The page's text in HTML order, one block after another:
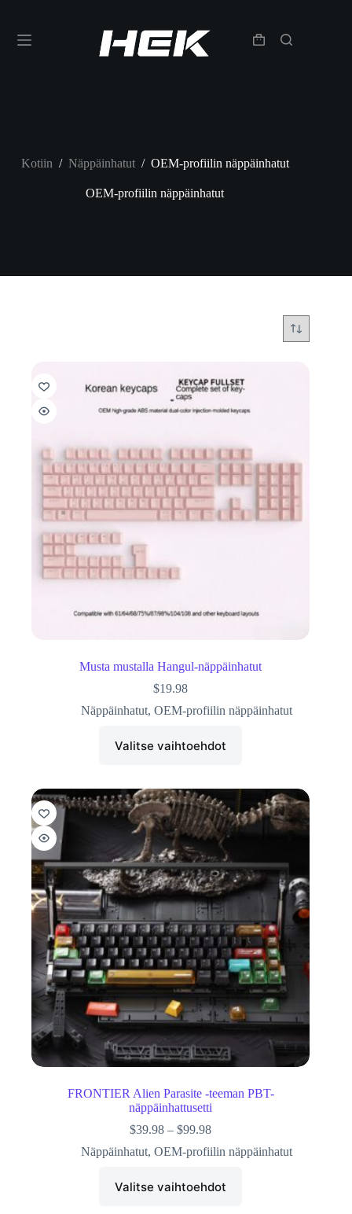
Kotiin / Näppäinhatut / OEM-profiilin näppäinhatut
OEM-profiilin näppäinhatut
Musta mustalla Hangul-näppäinhatut
$19.98
Näppäinhatut, OEM-profiilin näppäinhatut
Valitse vaihtoehdot
FRONTIER Alien Parasite -teeman PBT-
näppäinhattusetti
$39.98 – $99.98
Näppäinhatut, OEM-profiilin näppäinhatut
Valitse vaihtoehdot